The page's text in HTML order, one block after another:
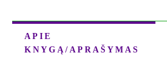
APIE
KNYGĄ/APRAŠYMAS